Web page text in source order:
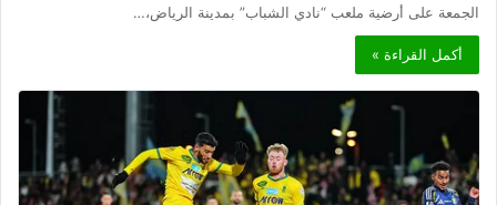
الجمعة على أرضية ملعب “نادي الشباب” بمدينة الرياض،…
أكمل القراءة »